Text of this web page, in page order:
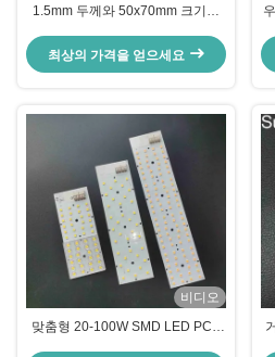
1.5mm 두께와 50x70mm 크기의
보드
최상의 가격을 얻으세요
비디오
맞춤형 20-100W SMD LED PCB